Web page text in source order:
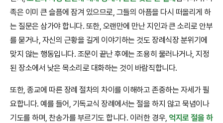
족은 이미 큰 슬픔에 잠겨 있으므로, 그들의 아픔을 다시 떠올리게 하
는 질문은 삼가야 합니다. 또한, 오랜만에 만난 지인과 큰 소리로 안부
를 묻거나, 자신의 근황을 길게 이야기하는 것도 장례식장 분위기에
맞지 않는 행동입니다. 조문이 끝난 후에는 조용히 물러나거나, 지정
된 장소에서 낮은 목소리로 대화하는 것이 바람직합니다.
또한, 종교에 따른 장례 절차의 차이를 이해하고 존중하는 자세가 필
요합니다. 예를 들어, 기독교식 장례에서는 절을 하지 않고 묵념이나
기도를 하며, 찬송가를 부르기도 합니다. 이러한 경우, 억지로 절을 하